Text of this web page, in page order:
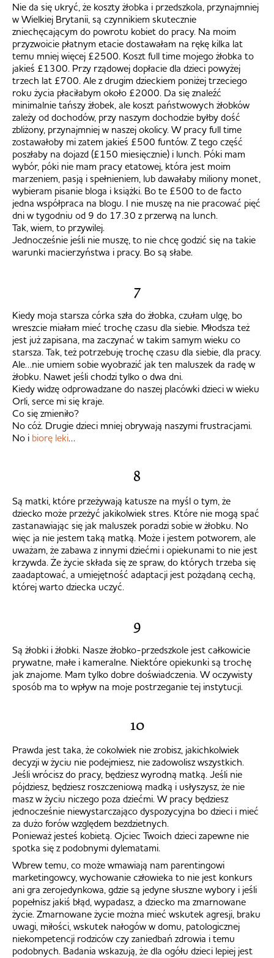
Nie da się ukryć, że koszty żłobka i przedszkola, przynajmniej
w Wielkiej Brytanii, są czynnikiem skutecznie
zniechęcającym do powrotu kobiet do pracy. Na moim
przyzwoicie płatnym etacie dostawałam na rękę kilka lat
temu mniej więcej £2500. Koszt full time mojego żłobka to
jakieś £1300. Przy rządowej dopłacie dla dzieci powyżej
trzech lat £700. Ale z drugim dzieckiem poniżej trzeciego
roku życia płaciłabym około £2000. Da się znaleźć
minimalnie tańszy żłobek, ale koszt państwowych żłobków
zależy od dochodów, przy naszym dochodzie byłby dość
zbliżony, przynajmniej w naszej okolicy. W pracy full time
zostawałoby mi zatem jakieś £500 funtów. Z tego część
poszłaby na dojazd (£150 miesięcznie) i lunch. Póki mam
wybór, póki nie mam pracy etatowej, która jest moim
marzeniem, pasją i spełnieniem, lub dawałaby miliony monet,
wybieram pisanie bloga i książki. Bo te £500 to de facto
jedna współpraca na blogu. I nie muszę na nie pracować pięć
dni w tygodniu od 9 do 17.30 z przerwą na lunch.
Tak, wiem, to przywilej.
Jednocześnie jeśli nie muszę, to nie chcę godzić się na takie
warunki macierzyństwa i pracy. Bo są słabe.
7
Kiedy moja starsza córka szła do żłobka, czułam ulgę, bo
wreszcie miałam mieć trochę czasu dla siebie. Młodsza też
jest już zapisana, ma zaczynać w takim samym wieku co
starsza. Tak, też potrzebuję trochę czasu dla siebie, dla pracy.
Ale…nie umiem sobie wyobrazić jak ten maluszek da radę w
żłobku. Nawet jeśli chodzi tylko o dwa dni.
Kiedy widzę odprowadzane do naszej placówki dzieci w wieku
Orli, serce mi się kraje.
Co się zmieniło?
No cóż. Drugie dzieci mniej obrywają naszymi frustracjami.
No i biorę leki…
8
Są matki, które przeżywają katusze na myśl o tym, że
dziecko może przeżyć jakikolwiek stres. Które nie mogą spać
zastanawiając się jak maluszek poradzi sobie w żłobku. No
więc ja nie jestem taką matką. Może i jestem potworem, ale
uważam, że zabawa z innymi dziećmi i opiekunami to nie jest
krzywda. Że życie składa się ze spraw, do których trzeba się
zaadaptować, a umiejętność adaptacji jest pożądaną cechą,
której warto dziecka uczyć.
9
Są żłobki i żłobki. Nasze żłobko-przedszkole jest całkowicie
prywatne, małe i kameralne. Niektóre opiekunki są trochę
jak znajome. Mam tylko dobre doświadczenia. W oczywisty
sposób ma to wpływ na moje postrzeganie tej instytucji.
10
Prawda jest taka, że cokolwiek nie zrobisz, jakichkolwiek
decyzji w życiu nie podejmiesz, nie zadowolisz wszystkich.
Jeśli wrócisz do pracy, będziesz wyrodną matką. Jeśli nie
pójdziesz, będziesz roszczeniową madką i usłyszysz, że nie
masz w życiu niczego poza dziećmi. W pracy będziesz
jednocześnie niewystarczająco dyspozycyjna bo dzieci i mieć
za dużo forów względem bezdzietnych.
Ponieważ jesteś kobietą. Ojciec Twoich dzieci zapewne nie
spotka się z podobnymi dylematami.
Wbrew temu, co może wmawiają nam parentingowi
marketingowcy, wychowanie człowieka to nie jest konkurs
ani gra zerojedynkowa, gdzie są jedyne słuszne wybory i jeśli
popełnisz jakiś błąd, wypadasz, a dziecko ma zmarnowane
życie. Zmarnowane życie można mieć wskutek agresji, braku
uwagi, miłości, wskutek nałogów w domu, patologicznej
niekompetencji rodziców czy zaniedbań zdrowia i temu
podobnych. Badania wskazują, że dla ogółu dzieci lepiej jest